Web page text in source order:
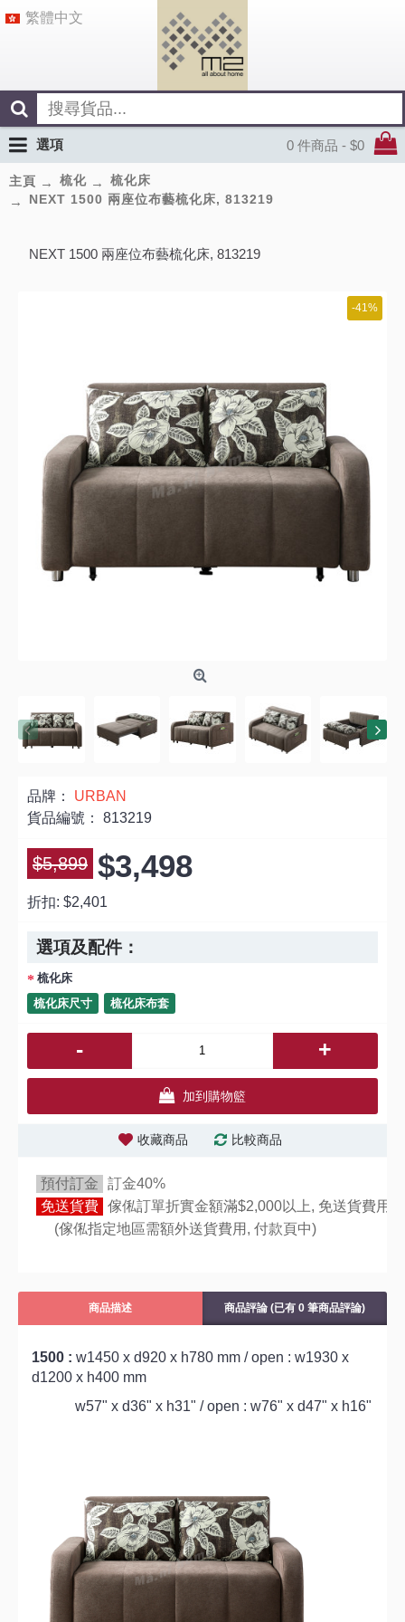
繁體中文
0 件商品 - $0
選項
主頁 梳化
梳化床
NEXT 1500 兩座位布藝梳化床, 813219
NEXT 1500 兩座位布藝梳化床, 813219
-41%
品牌： URBAN
貨品編號： 813219
$5,899 $3,498
折扣: $2,401
選項及配件：
梳化床
梳化床尺寸
梳化床布套
- +
加到購物籃
收藏商品 比較商品
預付訂金
訂金40%
免送貨費 傢俬訂單折實金額滿$2,000以上, 免送貨費用,
(傢俬指定地區需額外送貨費用, 付款頁中)
商品描述 商品評論 (已有 0 筆商品評論)
1500 : w1450 x d920 x h780 mm / open : w1930 x
d1200 x h400 mm
w57" x d36" x h31" / open : w76" x d47" x h16"